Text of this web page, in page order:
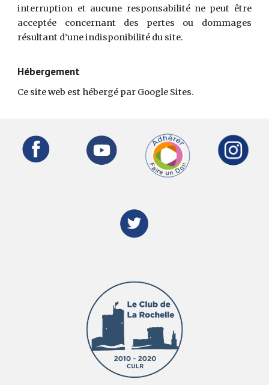
interruption et aucune responsabilité ne peut être
acceptée concernant des pertes ou dommages
résultant d’une indisponibilité du site.
Hébergement
Ce site web est hébergé par Google Sites.